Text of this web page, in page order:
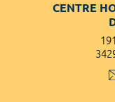
CENTRE